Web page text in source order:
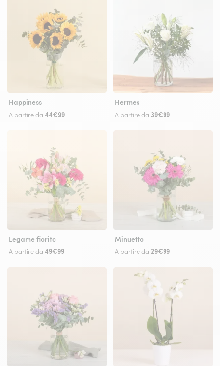
Happiness
A partire da 44€99
Hermes
A partire da 39€99
Legame fiorito
A partire da 49€99
Minuetto
A partire da 29€99